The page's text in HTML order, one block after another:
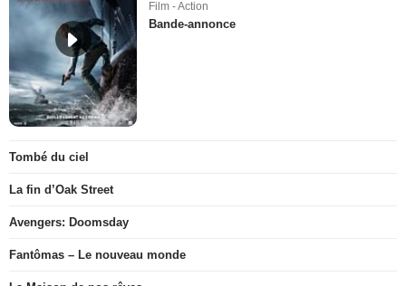
Film - Action
Bande-annonce
Tombé du ciel
La fin d’Oak Street
Avengers: Doomsday
Fantômas – Le nouveau monde